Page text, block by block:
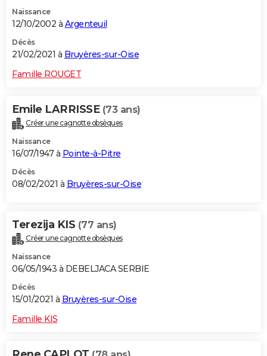
Naissance
12/10/2002 à Argenteuil
Décès
21/02/2021 à Bruyères-sur-Oise
Famille ROUGET
Emile LARRISSE (73 ans)
Créer une cagnotte obsèques
Naissance
16/07/1947 à Pointe-à-Pitre
Décès
08/02/2021 à Bruyères-sur-Oise
Terezija KIS (77 ans)
Créer une cagnotte obsèques
Naissance
06/05/1943 à DEBELJACA SERBIE
Décès
15/01/2021 à Bruyères-sur-Oise
Famille KIS